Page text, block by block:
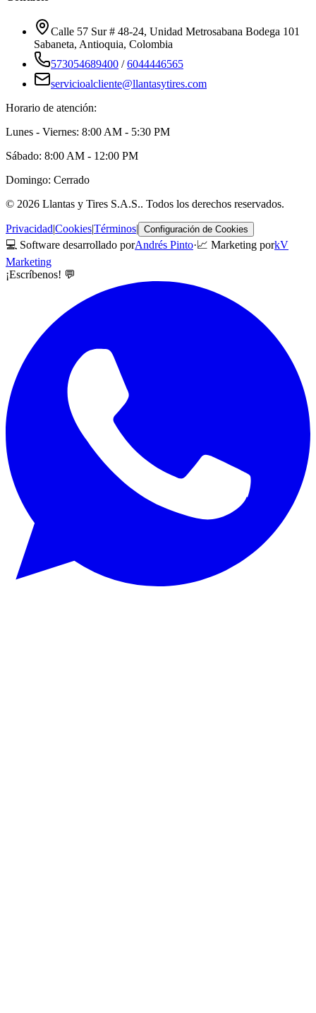
Calle 57 Sur # 48-24, Unidad Metrosabana Bodega 101
Sabaneta, Antioquia, Colombia
573054689400 /6044446565
servicioalcliente@llantasytires.com
Horario de atención:
Lunes - Viernes: 8:00 AM - 5:30 PM
Sábado: 8:00 AM - 12:00 PM
Domingo: Cerrado
© 2026 Llantas y Tires S.A.S.. Todos los derechos reservados.
Privacidad|Cookies|Términos| Configuración de Cookies
💻 Software desarrollado porAndrés Pinto·📈 Marketing porkV
Marketing
¡Escríbenos! 💬